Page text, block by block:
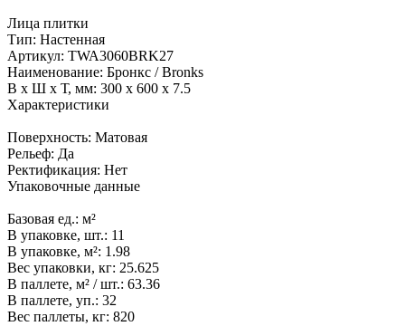
Лица плитки
Тип: Настенная
Артикул: TWA3060BRK27
Наименование: Бронкс / Bronks
В x Ш x Т, мм: 300 x 600 x 7.5
Характеристики
Поверхность: Матовая
Рельеф: Да
Ректификация: Нет
Упаковочные данные
Базовая ед.: м²
В упаковке, шт.: 11
В упаковке, м²: 1.98
Вес упаковки, кг: 25.625
В паллете, м² / шт.: 63.36
В паллете, уп.: 32
Вес паллеты, кг: 820